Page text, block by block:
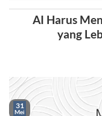
AI Harus
yang
31
Mei